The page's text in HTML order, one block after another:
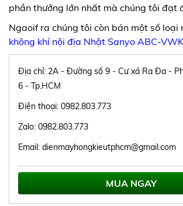
phần thưởng lớn nhất mà chúng tôi đạt
Ngaoif ra chúng tôi còn bán một số loại
không khí nội địa Nhật Sanyo ABC-
Địa chỉ: 2A - Đường số 9 - Cư xá Ra Đa -
6 - Tp.HCM
Điện thoại: 0982.803.773
Zalo: 0982.803.773
Email: dienmayhongkieutphcm@gmail.com
MUA NGAY